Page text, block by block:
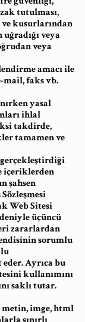
tutulması,
kusurlarından
veya
veya
amacı ile
mail, faks vb.
yasal
ihlal
takdirde,
tamamen ve
gerçekleştirdiği
içeriklerden
şahsen
Web Sitesi
üçüncü
zararlardan
sorumlu
Ayrıca bu
kullanımını
saklı tutar.
metin, imge, html